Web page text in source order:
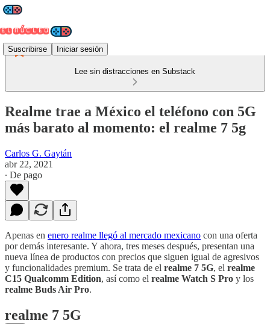
Suscribirse Iniciar sesión
Lee sin distracciones en Substack
Realme trae a México el teléfono con 5G
más barato al momento: el realme 7 5g
Carlos G. Gaytán
abr 22, 2021
∙ De pago
Apenas en enero realme llegó al mercado mexicano con una oferta
por demás interesante. Y ahora, tres meses después, presentan una
nueva línea de productos con precios que siguen igual de agresivos
y funcionalidades premium. Se trata de el realme 7 5G, el realme
C15 Qualcomm Edition, así como el realme Watch S Pro y los
realme Buds Air Pro.
realme 7 5G